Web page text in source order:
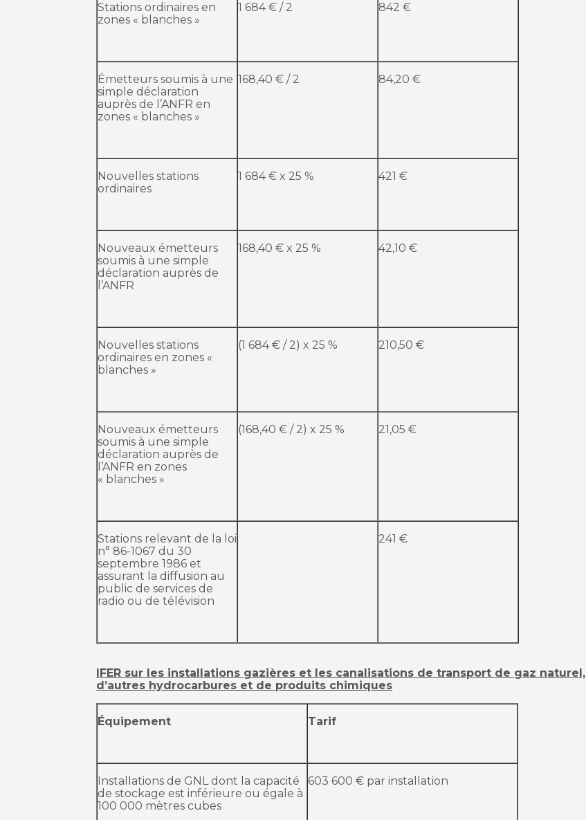
Stations ordinaires en
zones « blanches »
1 684 € / 2 842 €
Émetteurs soumis à une
simple déclaration
auprès de l’ANFR en
zones « blanches »
168,40 € / 2 84,20 €
Nouvelles stations
ordinaires
1 684 € x 25 % 421 €
Nouveaux émetteurs
soumis à une simple
déclaration auprès de
l’ANFR
168,40 € x 25 % 42,10 €
Nouvelles stations
ordinaires en zones «
blanches »
(1 684 € / 2) x 25 % 210,50 €
Nouveaux émetteurs
soumis à une simple
déclaration auprès de
l’ANFR en zones
« blanches »
(168,40 € / 2) x 25 % 21,05 €
Stations relevant de la loi
n° 86-1067 du 30
septembre 1986 et
assurant la diffusion au
public de services de
radio ou de télévision
241 €
IFER sur les installations gazières et les canalisations de transport de gaz naturel,
d’autres hydrocarbures et de produits chimiques
Équipement Tarif
Installations de GNL dont la capacité
de stockage est inférieure ou égale à
100 000 mètres cubes
603 600 € par installation